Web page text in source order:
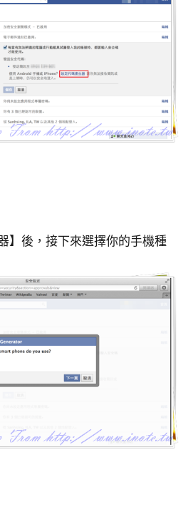
】後，接下來選擇你的手機種